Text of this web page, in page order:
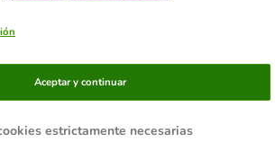
estrictamente necesarias
Aceptar y continuar